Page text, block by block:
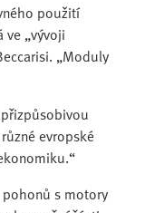
použití
„vývoji
„Moduly
evropské
pohonů s motory